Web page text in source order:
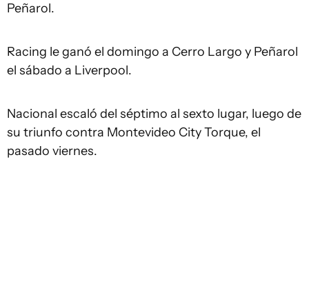
Peñarol.
Racing le ganó el domingo a Cerro Largo y Peñarol
el sábado a Liverpool.
Nacional escaló del séptimo al sexto lugar, luego de
su triunfo contra Montevideo City Torque, el
pasado viernes.